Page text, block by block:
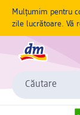
Mulțumim pentru
zile lucrătoare. Vă
Căutare